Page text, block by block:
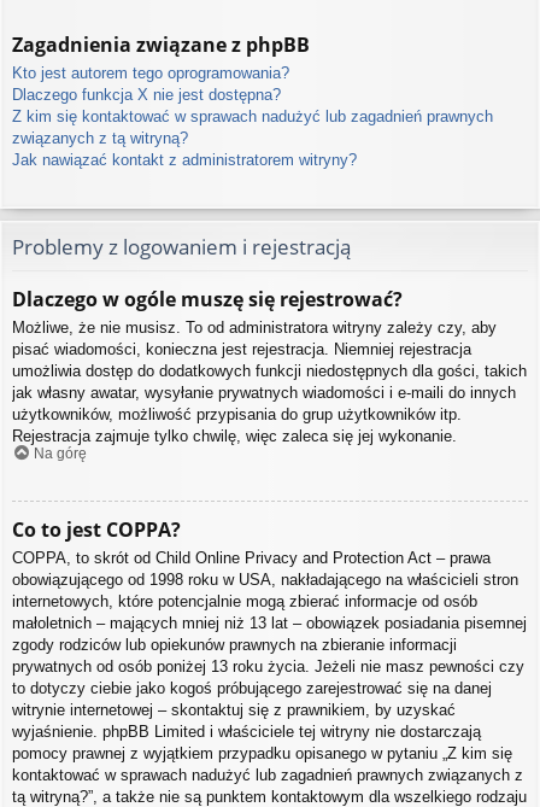
Zagadnienia związane z phpBB
Kto jest autorem tego oprogramowania?
Dlaczego funkcja X nie jest dostępna?
Z kim się kontaktować w sprawach nadużyć lub zagadnień prawnych
związanych z tą witryną?
Jak nawiązać kontakt z administratorem witryny?
Problemy z logowaniem i rejestracją
Dlaczego w ogóle muszę się rejestrować?
Możliwe, że nie musisz. To od administratora witryny zależy czy, aby
pisać wiadomości, konieczna jest rejestracja. Niemniej rejestracja
umożliwia dostęp do dodatkowych funkcji niedostępnych dla gości, takich
jak własny awatar, wysyłanie prywatnych wiadomości i e-maili do innych
użytkowników, możliwość przypisania do grup użytkowników itp.
Rejestracja zajmuje tylko chwilę, więc zaleca się jej wykonanie.
Na górę
Co to jest COPPA?
COPPA, to skrót od Child Online Privacy and Protection Act – prawa
obowiązującego od 1998 roku w USA, nakładającego na właścicieli stron
internetowych, które potencjalnie mogą zbierać informacje od osób
małoletnich – mających mniej niż 13 lat – obowiązek posiadania pisemnej
zgody rodziców lub opiekunów prawnych na zbieranie informacji
prywatnych od osób poniżej 13 roku życia. Jeżeli nie masz pewności czy
to dotyczy ciebie jako kogoś próbującego zarejestrować się na danej
witrynie internetowej – skontaktuj się z prawnikiem, by uzyskać
wyjaśnienie. phpBB Limited i właściciele tej witryny nie dostarczają
pomocy prawnej z wyjątkiem przypadku opisanego w pytaniu „Z kim się
kontaktować w sprawach nadużyć lub zagadnień prawnych związanych z
tą witryną?”, a także nie są punktem kontaktowym dla wszelkiego rodzaju